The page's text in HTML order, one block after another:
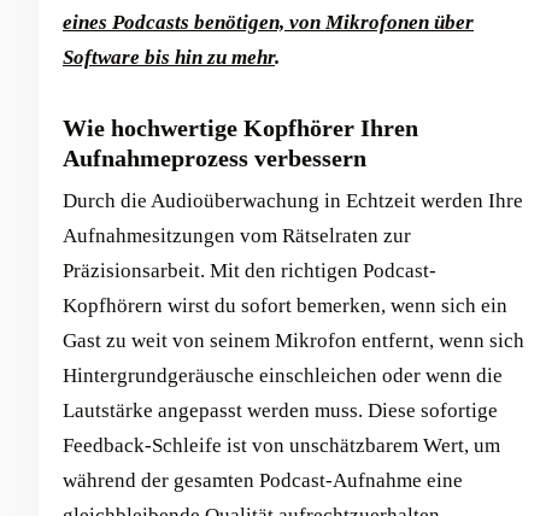
eines Podcasts benötigen, von Mikrofonen über
Software bis hin zu mehr.
Wie hochwertige Kopfhörer Ihren
Aufnahmeprozess verbessern
Durch die Audioüberwachung in Echtzeit werden Ihre
Aufnahmesitzungen vom Rätselraten zur
Präzisionsarbeit. Mit den richtigen Podcast-
Kopfhörern wirst du sofort bemerken, wenn sich ein
Gast zu weit von seinem Mikrofon entfernt, wenn sich
Hintergrundgeräusche einschleichen oder wenn die
Lautstärke angepasst werden muss. Diese sofortige
Feedback-Schleife ist von unschätzbarem Wert, um
während der gesamten Podcast-Aufnahme eine